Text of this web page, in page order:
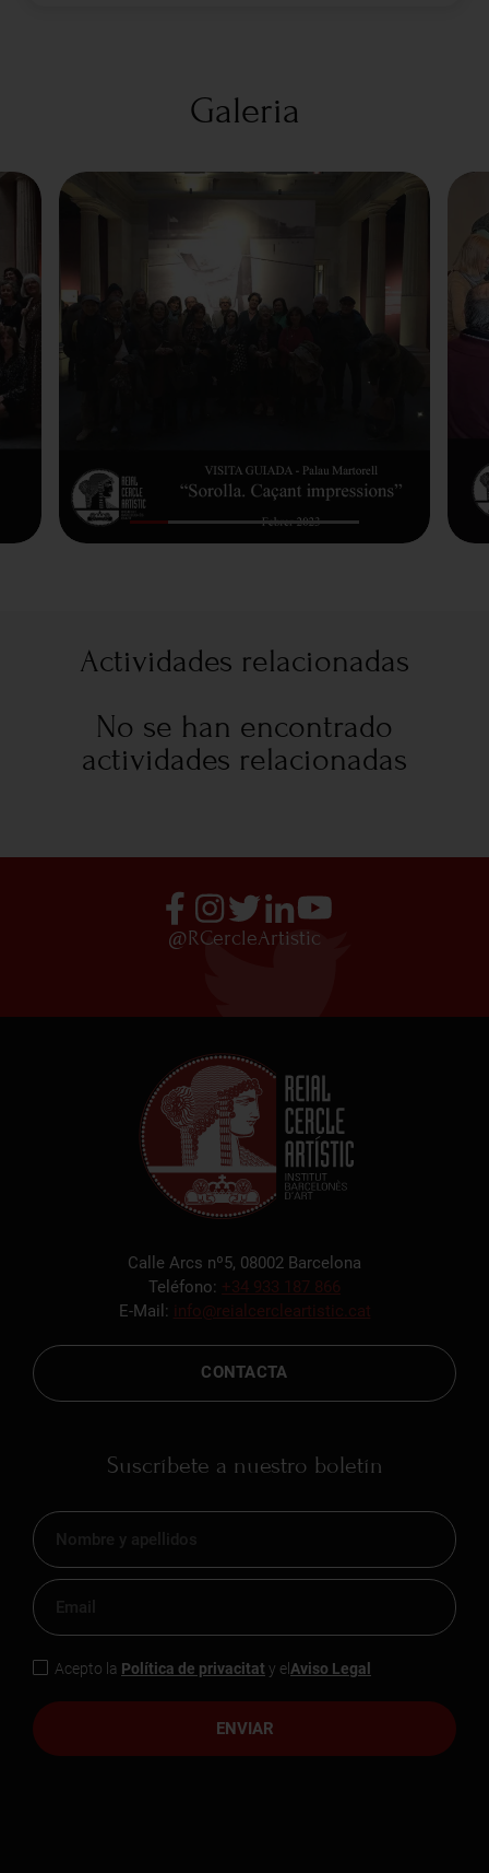
Galeria
Actividades relacionadas
No se han encontrado
actividades relacionadas
@RCercleArtistic
Calle Arcs nº5, 08002 Barcelona
Teléfono: +34 933 187 866
E-Mail: info@reialcercleartistic.cat
CONTACTA
Suscríbete a nuestro boletín
ENVIAR
Acepto la Política de privacitat y el Aviso Legal